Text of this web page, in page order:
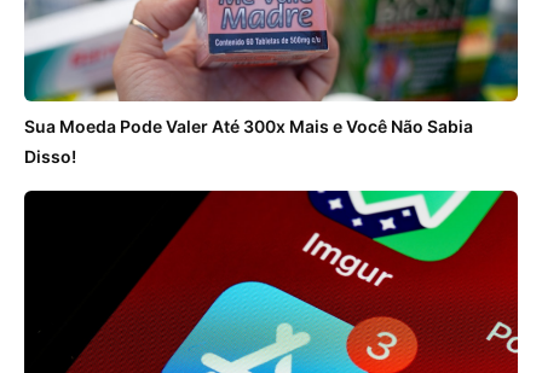
Sua Moeda Pode Valer Até 300x Mais e Você Não Sabia
Disso!